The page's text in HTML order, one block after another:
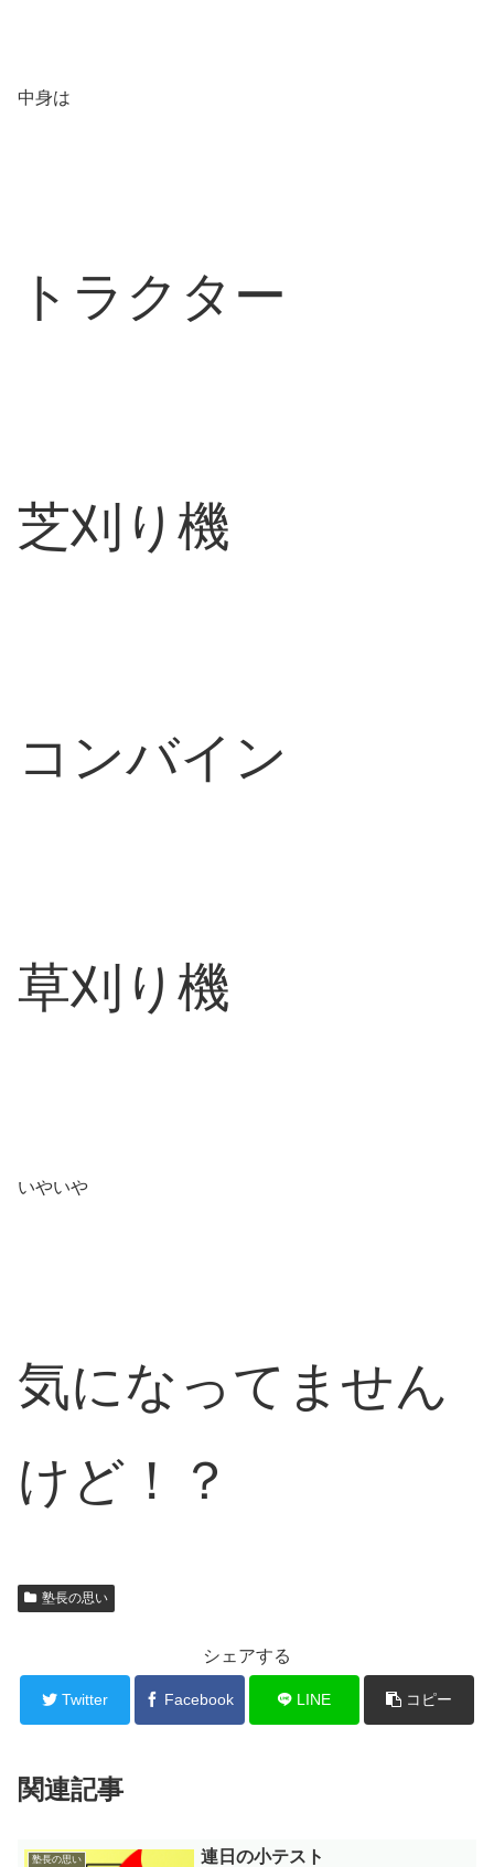
中身は
トラクター
芝刈り機
コンバイン
草刈り機
いやいや
気になってません
けど！？
塾長の思い
シェアする
Twitter Facebook LINE コピー
関連記事
塾長の思い 連日の小テスト